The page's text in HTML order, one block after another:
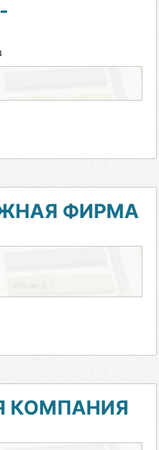
ФИРМА
КОМПАНИЯ